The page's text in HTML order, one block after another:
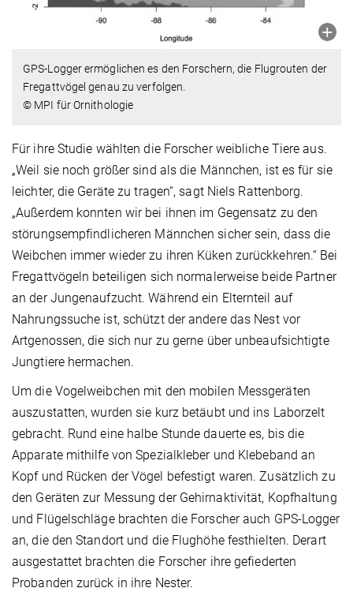
GPS-Logger ermöglichen es den Forschern, die Flugrouten der
Fregattvögel genau zu verfolgen.
© MPI für Ornithologie
Für ihre Studie wählten die Forscher weibliche Tiere aus.
„Weil sie noch größer sind als die Männchen, ist es für sie
leichter, die Geräte zu tragen“, sagt Niels Rattenborg.
„Außerdem konnten wir bei ihnen im Gegensatz zu den
störungsempfindlicheren Männchen sicher sein, dass die
Weibchen immer wieder zu ihren Küken zurückkehren.“ Bei
Fregattvögeln beteiligen sich normalerweise beide Partner
an der Jungenaufzucht. Während ein Elternteil auf
Nahrungssuche ist, schützt der andere das Nest vor
Artgenossen, die sich nur zu gerne über unbeaufsichtigte
Jungtiere hermachen.
Um die Vogelweibchen mit den mobilen Messgeräten
auszustatten, wurden sie kurz betäubt und ins Laborzelt
gebracht. Rund eine halbe Stunde dauerte es, bis die
Apparate mithilfe von Spezialkleber und Klebeband an
Kopf und Rücken der Vögel befestigt waren. Zusätzlich zu
den Geräten zur Messung der Gehirnaktivität, Kopfhaltung
und Flügelschläge brachten die Forscher auch GPS-Logger
an, die den Standort und die Flughöhe festhielten. Derart
ausgestattet brachten die Forscher ihre gefiederten
Probanden zurück in ihre Nester.